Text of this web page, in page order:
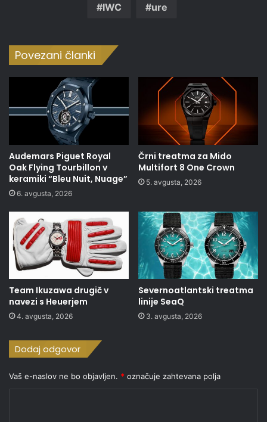
IWC ure
Povezani članki
Audemars Piguet Royal
Oak Flying Tourbillon v
keramiki “Bleu Nuit, Nuage”
6. avgusta, 2026
Črni treatma za Mido
Multifort 8 One Crown
5. avgusta, 2026
Team Ikuzawa drugič v
navezi s Heuerjem
4. avgusta, 2026
Severnoatlantski treatma
linije SeaQ
3. avgusta, 2026
Dodaj odgovor
Vaš e-naslov ne bo objavljen. * označuje zahtevana polja